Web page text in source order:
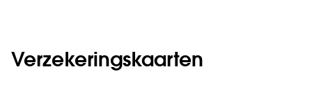
Verzekeringskaarten